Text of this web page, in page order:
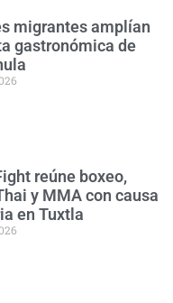
migrantes amplían
gastronómica de
reúne boxeo,
y MMA con causa
en Tuxtla